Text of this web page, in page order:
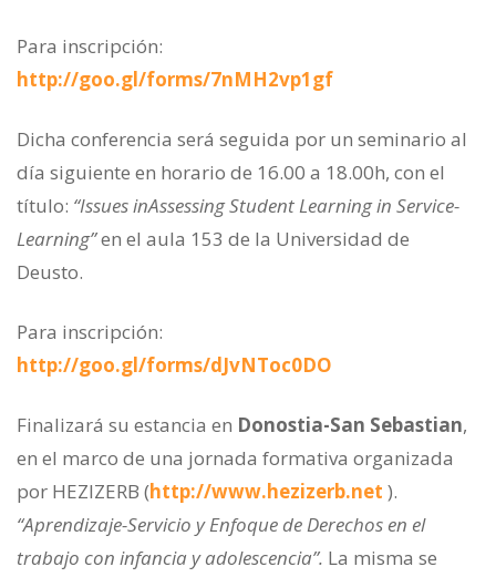
Para inscripción:
http://goo.gl/forms/7nMH2vp1gf
Dicha conferencia será seguida por un seminario al
día siguiente en horario de 16.00 a 18.00h, con el
título: “IssuesinAssessing Student Learning in Service-
Learning”en el aula 153 de la Universidad de
Deusto.
Para inscripción:
http://goo.gl/forms/dJvNToc0DO
Finalizará su estancia en Donostia-San Sebastian,
en el marco de una jornada formativa organizada
por HEZIZERB (http://www.hezizerb.net ).
“Aprendizaje-Servicio y Enfoque de Derechos en el
trabajo con infancia y adolescencia”. La misma se